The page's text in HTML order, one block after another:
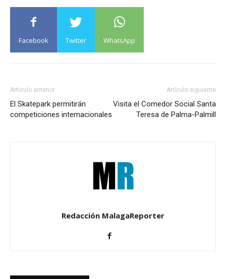
Facebook Twitter WhatsApp
Artículo anterior
El Skatepark permitirán
competiciones internacionales
Artículo siguiente
Visita el Comedor Social Santa
Teresa de Palma-Palmill
Redacción MalagaReporter